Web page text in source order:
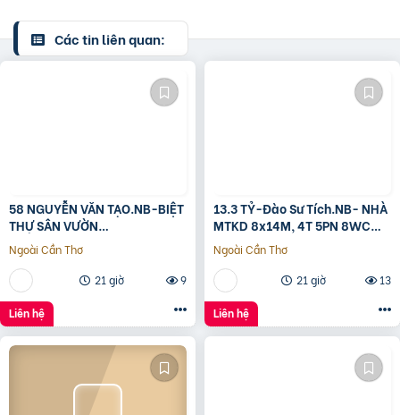
Các tin liên quan:
58 NGUYỄN VĂN TẠO.NB-BIỆT
THỰ SÂN VƯỜN
260M2[11x24M]-12.8 TỶ
Ngoài Cần Thơ
21 giờ
9
Liên hệ
13.3 TỶ-Đào Sư Tích.NB- NHÀ
MTKD 8x14M, 4T 5PN 8WC
FULL NỘI THẤT GỖ ĐỎ
Ngoài Cần Thơ
21 giờ
13
Liên hệ